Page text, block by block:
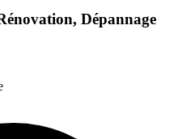
Dépannage